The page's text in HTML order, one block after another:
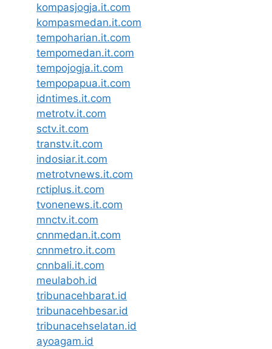
kompasjogja.it.com
kompasmedan.it.com
tempoharian.it.com
tempomedan.it.com
tempojogja.it.com
tempopapua.it.com
idntimes.it.com
metrotv.it.com
sctv.it.com
transtv.it.com
indosiar.it.com
metrotvnews.it.com
rctiplus.it.com
tvonenews.it.com
mnctv.it.com
cnnmedan.it.com
cnnmetro.it.com
cnnbali.it.com
meulaboh.id
tribunacehbarat.id
tribunacehbesar.id
tribunacehselatan.id
ayoagam.id